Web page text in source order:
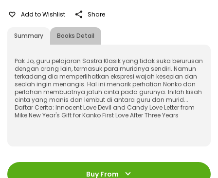
Summary Books Detail
Add to Wishlist Share
Pak Jo, guru pelajaran Sastra Klasik yang tidak suka berurusan
dengan orang lain, termasuk para muridnya sendiri. Namun
terkadang dia memperlihatkan ekspresi wajah kesepian dan
seolah ingin menangis. Hal ini menarik perhatian Nonko dan
perlahan membuatnya jatuh cinta pada gurunya. Inilah kisah
cinta yang manis dan lembut di antara guru dan murid...
Daftar Cerita: Innocent Love Devil and Candy Love Letter from
Mike New Year's Gift for Kanko First Love After Three Years
ISBN :
9786023397334
192 halaman
Buy From